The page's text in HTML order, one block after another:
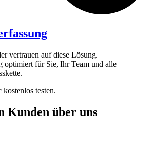
vertrauen auf diese Lösung.
optimiert für Sie, Ihr Team und alle
testen.
Kunden über uns